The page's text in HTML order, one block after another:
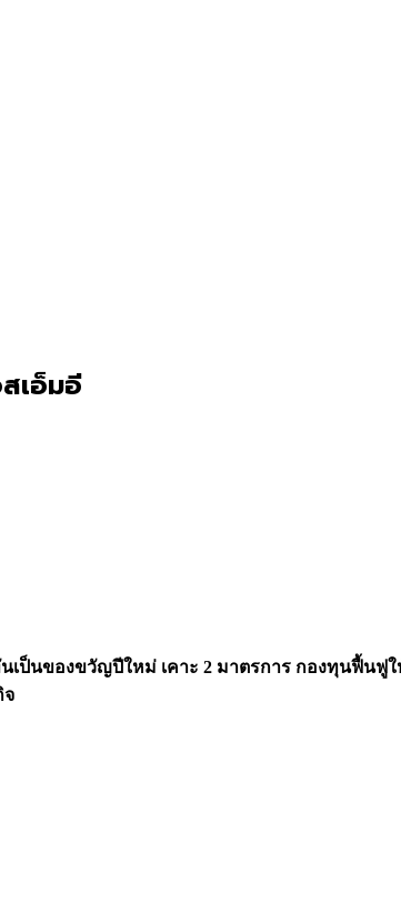
เอ็มอี
เป็นของขวัญปีใหม่ เคาะ 2 มาตรการ กองทุนฟื้นฟู
จ